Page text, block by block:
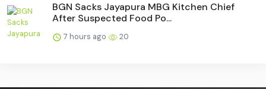
BGN Sacks Jayapura MBG Kitchen Chief
After Suspected Food Po...
7 hours ago 20